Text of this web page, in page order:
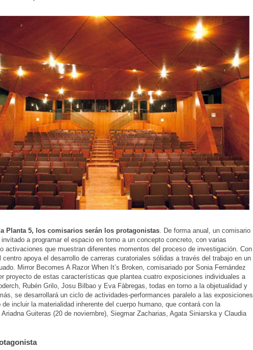
Planta 5, los comisarios serán los protagonistas . De forma anual, un comisario
a programar el espacio en torno a un concepto concreto, con varias
activaciones que muestran diferentes momentos del proceso de investigación. Con
centro apoya el desarrollo de carreras curatoriales sólidas a través del trabajo en un
Mirror Becomes A Razor When It’s Broken, comisariado por Sonia Fernández
proyecto de estas características que plantea cuatro exposiciones individuales a
Rubén Grilo, Josu Bilbao y Eva Fàbregas, todas en torno a la objetualidad y
se desarrollará un ciclo de actividades-performances paralelo a las exposiciones
incluir la materialidad inherente del cuerpo humano, que contará con la
Guiteras (20 de noviembre), Siegmar Zacharias, Agata Siniarska y Claudia